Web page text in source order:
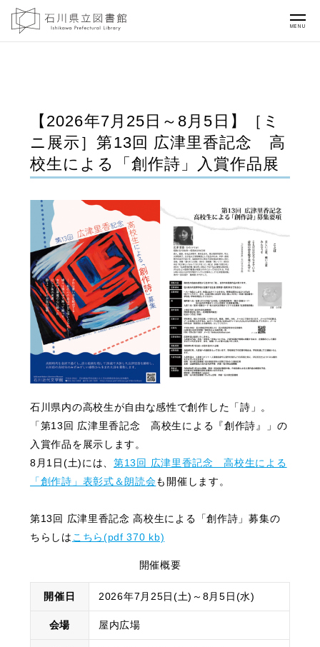
MENU
【2026年7月25日～8月5日】［ミ
ニ展示］第13回 広津里香記念 高
校生による「創作詩」入賞作品展
石川県内の高校生が自由な感性で創作した「詩」。
「第13回 広津里香記念 高校生による『創作詩』」の
入賞作品を展示します。
8月1日(土)には、 第13回 広津里香記念 高校生による
「創作詩」表彰式＆朗読会も開催します。
第13回 広津里香記念 高校生による「創作詩」募集の
ちらしはこちら(pdf 370 kb)
開催概要
開催日 2026年7月25日(土)～8月5日(水)
会場 屋内広場